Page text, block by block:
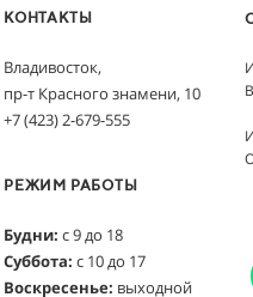
КОНТАКТЫ
Владивосток,
пр-т Красного знамени, 10
+7 (423) 2-679-555
РЕЖИМ РАБОТЫ
Будни: с 9 до 18
Суббота: с 10 до 17
Воскресенье: выходной